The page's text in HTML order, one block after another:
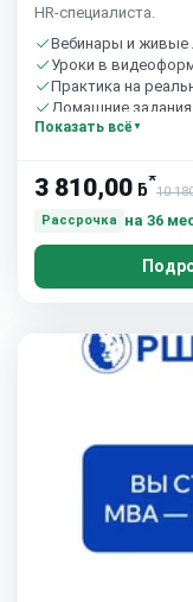
HR‑специалиста.
Вебинары и живые
Уроки в
Практика на
Домашние
Сообщество
Показать всё
3 810,00 ƃ*
10
Рассрочка
на 36